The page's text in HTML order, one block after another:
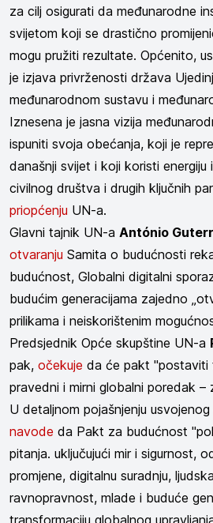
za cilj osigurati da međunarodne
svijetom koji se drastično
mogu pružiti rezultate. Općenito,
je izjava privrženosti država
međunarodnom sustavu i
Iznesena je jasna vizija
ispuniti svoja obećanja, koji je
današnji svijet i koji koristi
civilnog društva i drugih ključnih
priopćenju UN-a.
Glavni tajnik UN-a António
otvaranju Samita o budućnosti
budućnost, Globalni digitalni
budućim generacijama zajedno
prilikama i neiskorištenim
Predsjednik Opće skupštine UN-a
pak, očekuje da će pakt "postaviti
pravedni i mirni globalni poredak –
U detaljnom pojašnjenju
navode da Pakt za budućnost
pitanja. uključujući mir i sigurnost,
promjene, digitalnu suradnju,
ravnopravnost, mlade i buduće
transformaciju globalnog